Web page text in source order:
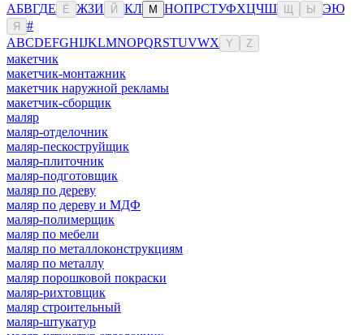
АБВГДЕ Ё ЖЗИ Й КЛ М НОПРСТУФХЦЧШ Ы ЭЮ
Я
#
ABCDEFGHIJKLMNOPQRSTUVWX Y Z
макетчик
макетчик-монтажник
макетчик наружной рекламы
макетчик-сборщик
маляр
маляр-отделочник
маляр-пескоструйщик
маляр-плиточник
маляр-подготовщик
маляр по дереву
маляр по дереву и МДФ
маляр-полимерщик
маляр по мебели
маляр по металлоконструкциям
маляр по металлу
маляр порошковой покраски
маляр-рихтовщик
маляр строительный
маляр-штукатур